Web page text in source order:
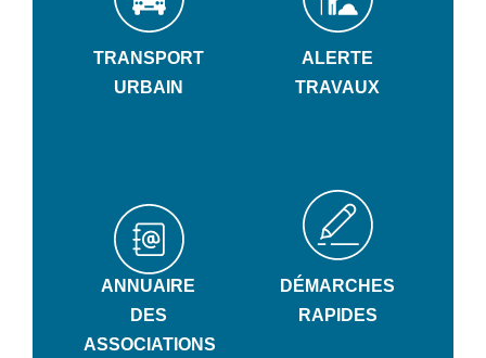
TRANSPORT
URBAIN
ALERTE
TRAVAUX
ANNUAIRE
DES
ASSOCIATIONS
DÉMARCHES
RAPIDES